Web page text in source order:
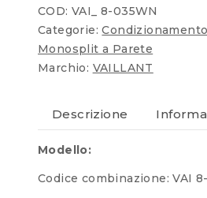
COD: VAI_ 8-035WN
Categorie:Condizionamento
Monosplit a Parete
Marchio: VAILLANT
Descrizione
Modello:
Codice combinazione: VAI